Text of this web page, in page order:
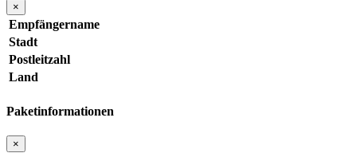
×
Empfängername
Stadt
Postleitzahl
Land
Paketinformationen
×